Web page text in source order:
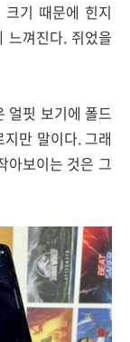
기 때문에 힌지
느껴진다. 쥐었을
얼핏 보기에 폴드
만 말이다. 그래
아보이는 것은 그